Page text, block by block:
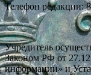
Телефон редакции:
Учредитель
Законом РФ от
информации» и